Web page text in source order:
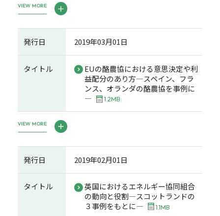
VIEW MORE
発行日 2019年03月01日
タイトル
EUの酪農協における意思決定や利
益配分のあり方―スペイン、フラ
ンス、オランダの酪農協を事例に
―
1.2MB
VIEW MORE
発行日 2019年02月01日
タイトル
英国におけるエネルギー協同組合
の動向と役割―スコットランドの
３事例をもとに―
1.1MB